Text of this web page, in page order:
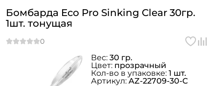
Бомбарда Eco Pro Sinking Clear 30гр.
1шт. тонущая
Вес: 30 гр.
Цвет: прозрачный
Кол-во в упаковке: 1 шт.
Артикул:AZ-22709-30-C